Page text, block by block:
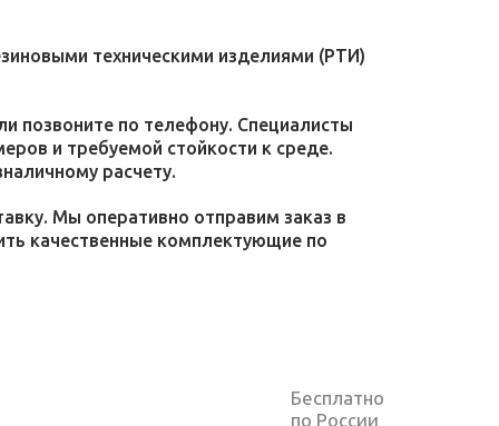
техническими изделиями (РТИ)
позвоните по телефону. Специалисты
и требуемой стойкости к среде.
расчету.
Мы оперативно отправим заказ в
качественные комплектующие по
Бесплатно
по России